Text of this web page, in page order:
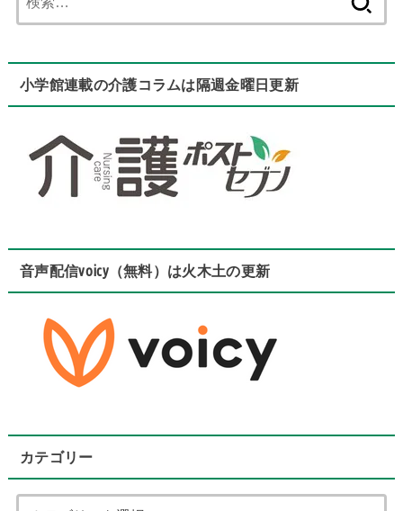
索:
小学館連載の介護コラムは隔週金曜日更新
音声配信voicy（無料）は火木土の更新
カテゴリー